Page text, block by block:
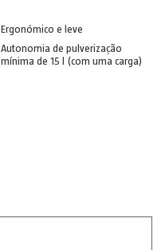
Ergonómico e leve
Autonomia de pulverização
mínima de 15 l (com uma carga)